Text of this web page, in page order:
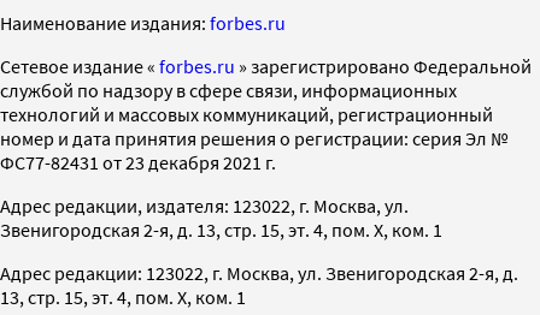
Наименование издания: forbes.ru
Cетевое издание « forbes.ru » зарегистрировано Федеральной
службой по надзору в сфере связи, информационных
технологий и массовых коммуникаций, регистрационный
номер и дата принятия решения о регистрации: серия Эл №
ФС77-82431 от 23 декабря 2021 г.
Адрес редакции, издателя: 123022, г. Москва, ул.
Звенигородская 2-я, д. 13, стр. 15, эт. 4, пом. X, ком. 1
Адрес редакции: 123022, г. Москва, ул. Звенигородская 2-я, д.
13, стр. 15, эт. 4, пом. X, ком. 1